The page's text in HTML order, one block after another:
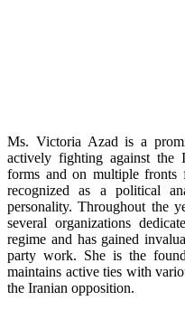
Ms. Victoria Azad is a
actively fighting against
forms and on multiple fronts
recognized as a political
personality. Throughout the
several organizations
regime and has gained
party work. She is the
maintains active ties with
the Iranian opposition.